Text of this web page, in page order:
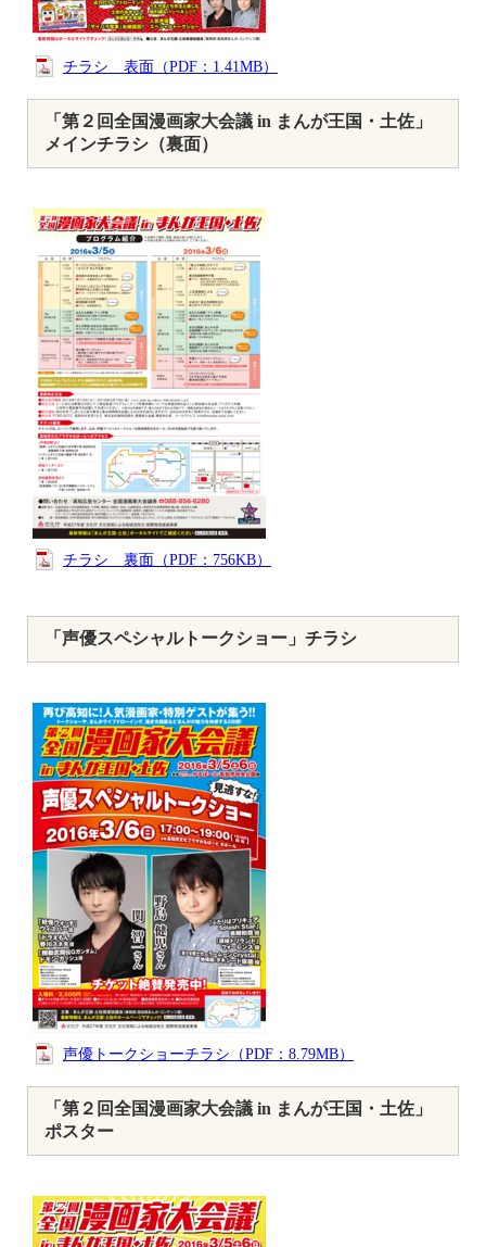
チラシ 表面（PDF：1.41MB）
「第２回全国漫画家大会議 in まんが王国・土佐」
メインチラシ（裏面）
チラシ 裏面（PDF：756KB）
「声優スペシャルトークショー」チラシ
声優トークショーチラシ（PDF：8.79MB）
「第２回全国漫画家大会議 in まんが王国・土佐」
ポスター